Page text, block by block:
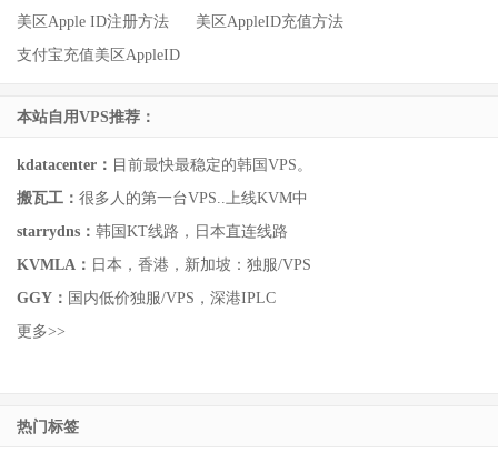
美区Apple ID注册方法
美区AppleID充值方法
支付宝充值美区AppleID
本站自用VPS推荐：
kdatacenter： 目前最快最稳定的韩国VPS。
搬瓦工： 很多人的第一台VPS..上线KVM中
starrydns： 韩国KT线路，日本直连线路
KVMLA： 日本，香港，新加坡：独服/VPS
GGY： 国内低价独服/VPS，深港IPLC
更多>>
热门标签